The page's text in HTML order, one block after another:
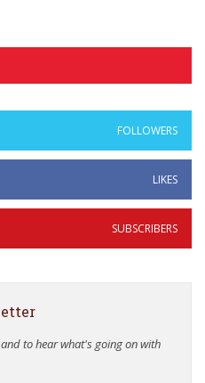
FOLLOWERS
LIKES
SUBSCRIBERS
to hear what's going on with